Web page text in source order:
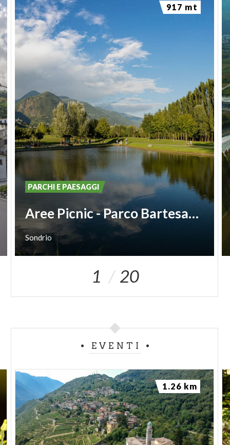
Aree Picnic - Parco Bartesaghi
Sondrio
PARCHI E PAESAGGI
917 mt
1 20
EVENTI
1.26 km